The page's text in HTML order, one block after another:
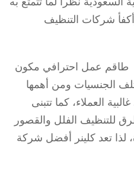
شركات التنظيف
عمل احترافي مكون
الجنسيات ومن أهمها
العملاء، كما تتبنى
للتنظيف الفلل والقصور
لذا تعد كلينر أفضل شركة